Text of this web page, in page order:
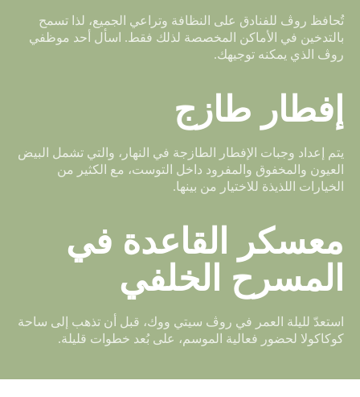
تُحافظ روڤ للفنادق على النظافة وتراعي الجميع، لذا تسمح
بالتدخين في الأماكن المخصصة لذلك فقط. اسأل أحد موظفي
روڤ الذي يمكنه توجيهك.
إفطار طازج
يتم إعداد وجبات الإفطار الطازجة في النهار، والتي تشمل البيض
العيون والمخفوق والمفرود داخل التوست، مع الكثير من
الخيارات اللذيذة للاختيار من بينها.
معسكر القاعدة في
المسرح الخلفي
استعدّ لليلة العمر في روڤ سيتي ووك، قبل أن تذهب إلى ساحة
كوكاكولا لحضور فعالية الموسم، على بُعد خطوات قليلة.